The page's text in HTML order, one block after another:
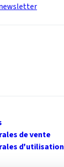
de vente
d'utilisation